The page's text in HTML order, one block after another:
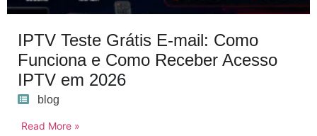
IPTV Teste Grátis E-mail: Como
Funciona e Como Receber Acesso
IPTV em 2026
blog
Read More »